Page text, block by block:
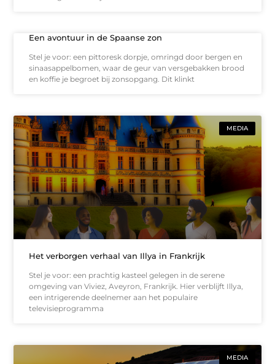
Een avontuur in de Spaanse zon
Stel je voor: een pittoresk dorpje, omringd door bergen en
sinaasappelbomen, waar de geur van versgebakken brood
en koffie je begroet bij zonsopgang. Dit klinkt
MEDIA
Het verborgen verhaal van Illya in Frankrijk
Stel je voor: een prachtig kasteel gelegen in de serene
omgeving van Viviez, Aveyron, Frankrijk. Hier verblijft Illya,
een intrigerende deelnemer aan het populaire
televisieprogramma
MEDIA